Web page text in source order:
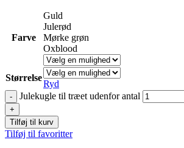
Farve
Guld
Julerød
Mørke grøn
Oxblood
Størrelse
Ryd
Julekugle til træet udenfor antal
Tilføj til kurv
Tilføj til favoritter